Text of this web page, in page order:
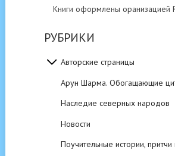
Книги оформлены оранизацией
РУБРИКИ
Авторские страницы
Арун Шарма. Обогащающие
Наследие северных народов
Новости
Поучительные истории,